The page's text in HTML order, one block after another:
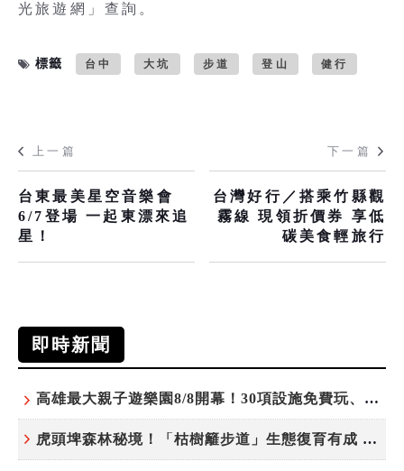
光旅遊網」查詢。
標籤 台中 大坑 步道 登山 健行
上一篇
台東最美星空音樂會
6/7登場 一起東漂來追
星！
下一篇
台灣好行／搭乘竹縣觀
霧線 現領折價券 享低
碳美食輕旅行
即時新聞
高雄最大親子遊樂園8/8開幕！30項設施免費玩、YOYO家族嗨翻暑假
虎頭埤森林秘境！「枯樹籬步道」生態復育有成 走進大自然生命教室